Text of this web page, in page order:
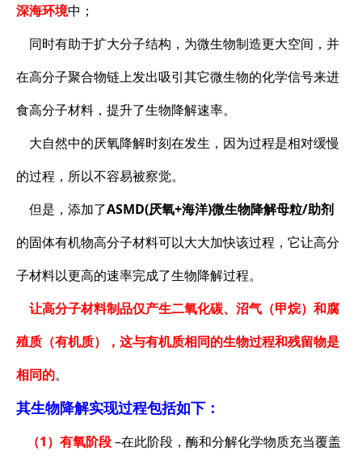
深海环境中；
同时有助于扩大分子结构，为微生物制造更大空间，并
在高分子聚合物链上发出吸引其它微生物的化学信号来进
食高分子材料，提升了生物降解速率。
大自然中的厌氧降解时刻在发生，因为过程是相对缓慢
的过程，所以不容易被察觉。
但是，添加了ASMD(厌氧+海洋)微生物降解母粒/助剂
的固体有机物高分子材料可以大大加快该过程，它让高分
子材料以更高的速率完成了生物降解过程。
让高分子材料制品仅产生二氧化碳、沼气（甲烷）和腐
殖质（有机质），这与有机质相同的生物过程和残留物是
相同的。
其生物降解实现过程包括如下：
（1）有氧阶段–在此阶段，酶和分解化学物质充当覆盖